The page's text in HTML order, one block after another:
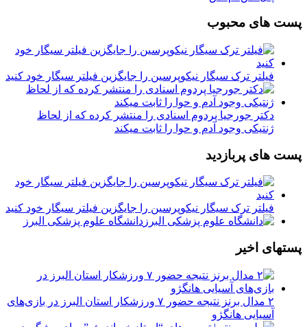
پست های محبوب
فیلتر ترک سیگار نیکوپرسین را جایگزین فیلتر سیگار خود کنید
دکتر جورجیا پردوم اسنادی را منتشر کرده که از لحاظ
ژنتیکی وجود آدم و حوا را ثابت میکند
پست های پربازدید
فیلتر ترک سیگار نیکوپرسین را جایگزین فیلتر سیگار خود کنید
دانشگاه علوم پزشکی البرز
پستهای اخیر
۲ مدال برنز نتیجه حضور ۷ ورزشکار استان البرز در بازی‌های
آسیایی هانگژو